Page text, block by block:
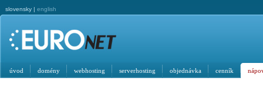
slovensky | english
úvod domény webhosting serverhosting objednávka cenník